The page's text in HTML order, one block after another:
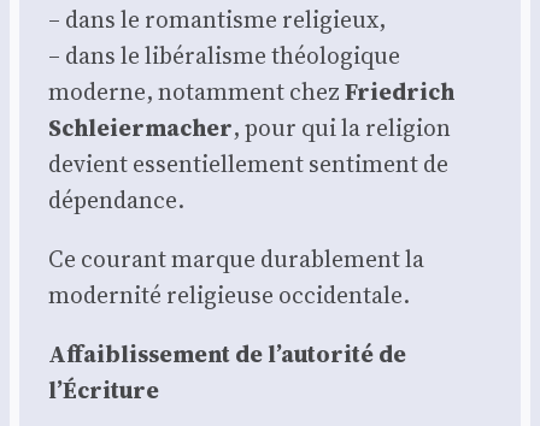
– dans le roman­tisme reli­gieux,
– dans le libé­ra­lisme théo­lo­gique
moderne, notam­ment chezFrie­drich
Schleier­ma­cher, pour qui la reli­gion
devient essen­tiel­le­ment sen­ti­ment de
dépen­dance.
Ce cou­rant marque dura­ble­ment la
moder­ni­té reli­gieuse occi­den­tale.
Affai­blis­se­ment de l’autorité de
l’Écriture